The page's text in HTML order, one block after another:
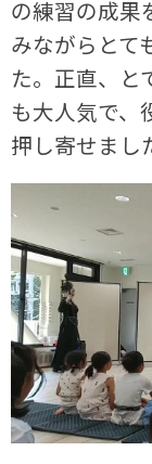
の練習の成果
みながらとて
た。正直、と
も大人気で、
押し寄せまし